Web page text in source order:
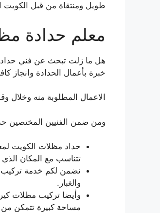
طويل ومنتقاة من قبل الكويت
معلم حدادة
هل ما زلت تبحث عن فني حداد
خبرة بأعمال الحدادة وانجاز
الاعمال المطلوبة منه وخلال
ومن ضمن الفنيين المختصين
حداد مظلات الكويت
تتناسب مع المكان
نضمن لكم خدمة تركيب
والغبار.
وأيضا تركيب مظلات
مساحة كبيرة تتمكن من